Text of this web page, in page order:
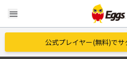
menu
公式プレイヤー(無料)で